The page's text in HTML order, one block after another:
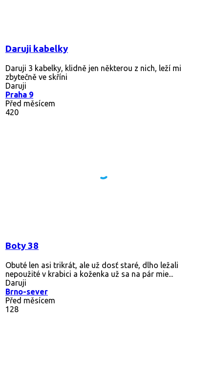
Daruji kabelky
Daruji 3 kabelky, klidně jen některou z nich, leží mi
zbytečně ve skříni
Daruji
Praha 9
Před měsícem
420
Boty 38
Obuté len asi trikrát, ale už dosť staré, dlho ležali
nepoužité v krabici a koženka už sa na pár mie...
Daruji
Brno-sever
Před měsícem
128